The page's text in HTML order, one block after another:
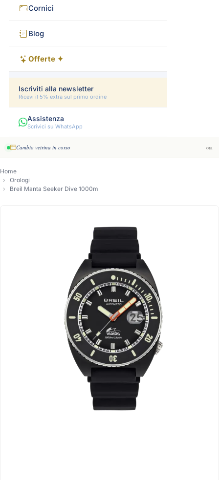
Cornici
Blog
Offerte ✦
Iscriviti alla newsletter
Ricevi il 5% extra sul primo ordine
Assistenza
Scrivici su WhatsApp
Cambio vetrina in corso ora
Home
Orologi
Breil Manta Seeker Dive 1000m